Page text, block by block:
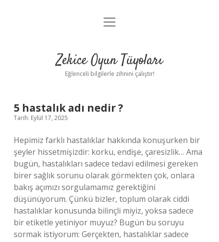
Anasayfa
Yasal Uyarı
menüyü
Zekice Oyun Tüyoları
Eğlenceli bilgilerle zihnini çalıştır!
5 hastalık adı nedir ?
Tarih: Eylül 17, 2025
Hepimiz farklı hastalıklar hakkında konuşurken bir
şeyler hissetmişizdir: korku, endişe, çaresizlik… Ama
bugün, hastalıkları sadece tedavi edilmesi gereken
birer sağlık sorunu olarak görmekten çok, onlara
bakış açımızı sorgulamamız gerektiğini
düşünüyorum. Çünkü bizler, toplum olarak ciddi
hastalıklar konusunda bilinçli miyiz, yoksa sadece
bir etiketle yetiniyor muyuz? Bugün bu soruyu
sormak istiyorum: Gerçekten, hastalıklar sadece